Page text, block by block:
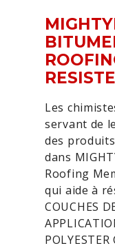
Les
servant de
des
dans
Roofing
qui aide à
COUCHES